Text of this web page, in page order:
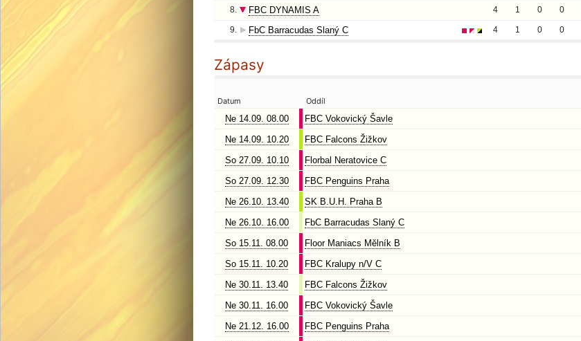
8. FBC DYNAMIS A 4 1 0 0
9. FbC Barracudas Slaný C 4 1 0 0
Zápasy
Datum Oddíl
Ne 14.09. 08.00 FBC Vokovický Šavle
Ne 14.09. 10.20 FBC Falcons Žižkov
So 27.09. 10.10 Florbal Neratovice C
So 27.09. 12.30 FBC Penguins Praha
Ne 26.10. 13.40 SK B.U.H. Praha B
Ne 26.10. 16.00 FbC Barracudas Slaný C
So 15.11. 08.00 Floor Maniacs Mělník B
So 15.11. 10.20 FBC Kralupy n/V C
Ne 30.11. 13.40 FBC Falcons Žižkov
Ne 30.11. 16.00 FBC Vokovický Šavle
Ne 21.12. 16.00 FBC Penguins Praha